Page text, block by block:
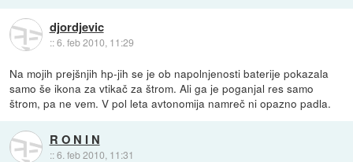
djordjevic
::6. feb 2010, 11:29
Na mojih prejšnjih hp-jih se je ob napolnjenosti baterije pokazala
samo še ikona za vtikač za štrom. Ali ga je poganjal res samo
štrom, pa ne vem. V pol leta avtonomija namreč ni opazno padla.
R O N I N
::6. feb 2010, 11:31